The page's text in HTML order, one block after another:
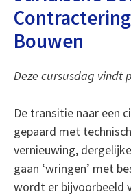
Bouwen
Deze cursusdag vindt
De transitie naar een
gepaard met
vernieuwing,
gaan ‘wringen’ met
wordt er bijvoorbeeld